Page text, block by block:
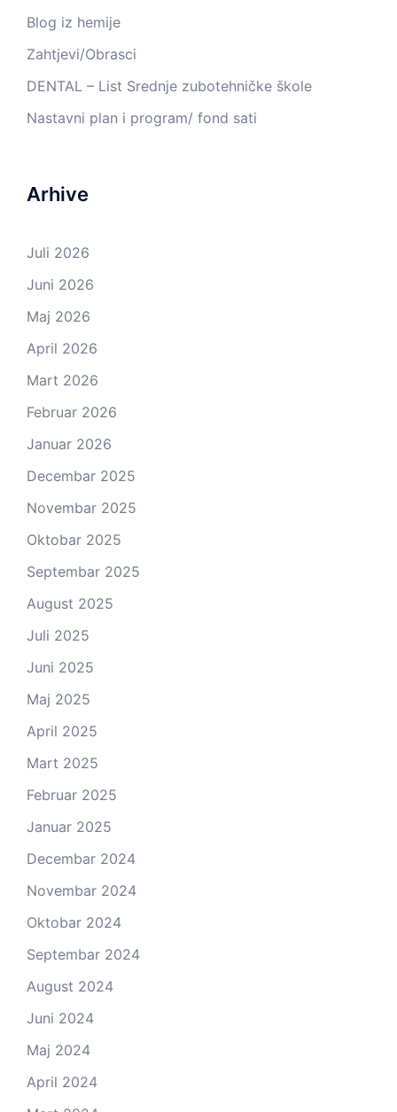
Blog iz hemije
Zahtjevi/Obrasci
DENTAL – List Srednje zubotehničke škole
Nastavni plan i program/ fond sati
Arhive
Juli 2026
Juni 2026
Maj 2026
April 2026
Mart 2026
Februar 2026
Januar 2026
Decembar 2025
Novembar 2025
Oktobar 2025
Septembar 2025
August 2025
Juli 2025
Juni 2025
Maj 2025
April 2025
Mart 2025
Februar 2025
Januar 2025
Decembar 2024
Novembar 2024
Oktobar 2024
Septembar 2024
August 2024
Juni 2024
Maj 2024
April 2024